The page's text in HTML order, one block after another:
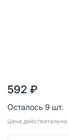
592 ₽
Осталось 9 шт.
Цена